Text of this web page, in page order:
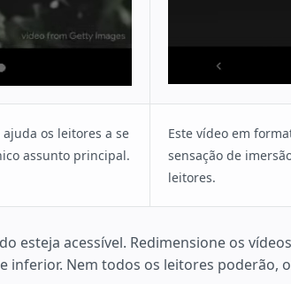
os leitores a se
assunto principal.
Este vídeo em
sensação de
leitores.
esteja acessível. Redimensione os
inferior. Nem todos os leitores poderão,